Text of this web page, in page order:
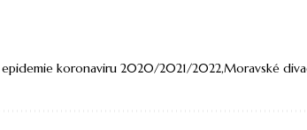
epidemie koronaviru 2020/2021/2022Moravské